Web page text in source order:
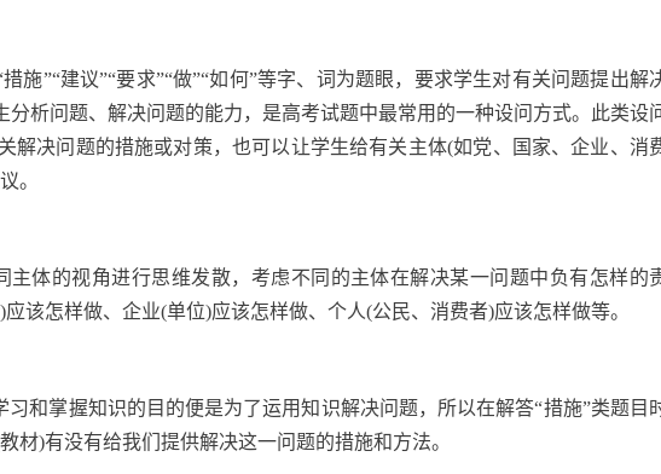
施”“建议”“要求”“做”“如何”等字、词为题眼，要求学生对有关问题提出解
分析问题、解决问题的能力，是高考试题中最常用的一种设问方式。此类设
解决问题的措施或对策，也可以让学生给有关主体(如党、国家、企业、消
。
主体的视角进行思维发散，考虑不同的主体在解决某一问题中负有怎样的
该怎样做、企业(单位)应该怎样做、个人(公民、消费者)应该怎样做等。
习和掌握知识的目的便是为了运用知识解决问题，所以在解答“措施”类题目
材)有没有给我们提供解决这一问题的措施和方法。